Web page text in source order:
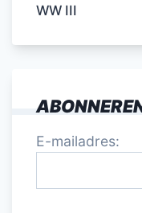
WW III
E-mailadres: